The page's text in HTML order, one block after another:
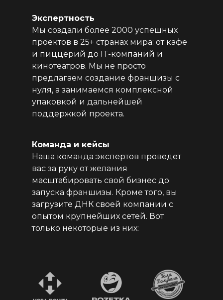
Команда и кейсы
Наша команда экспертов проведет
вас за руку от желания
масштабировать свой бизнес до
запуска франшизы. Кроме того, вы
загрузите ДНК своей компании с
опытом крупнейших сетей. Вот
только некоторые из них:
Экспертность
Мы создали более 2000 успешных
проектов в 25+ странах мира: от кафе
и пиццерий до IT-компаний и
кинотеатров. Мы не просто
предлагаем создание франшизы с
нуля, а занимаемся комплексной
упаковкой и дальнейшей
поддержкой проекта.